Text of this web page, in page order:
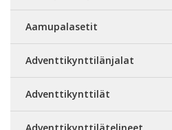
Aamupalasetit
Adventtikynttilänjalat
Adventtikynttilät